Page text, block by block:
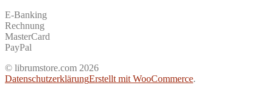
E-Banking
Rechnung
MasterCard
PayPal
© librumstore.com 2026
DatenschutzerklärungErstellt mit WooCommerce.